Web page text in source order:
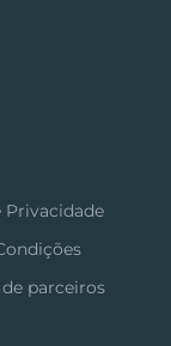
Privacidade
parceiros